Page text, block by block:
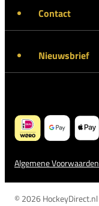
Contact
Nieuwsbrief
Algemene Voorwaarden
© 2026 HockeyDirect.nl